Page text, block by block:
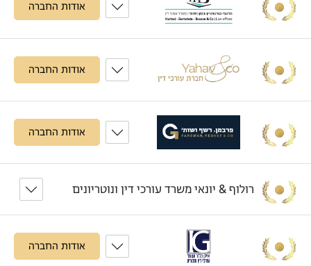
אודות החברה
אודות החברה
אודות החברה
רולוף & יונאי משרד עורכי דין ונוטריונים
אודות החברה